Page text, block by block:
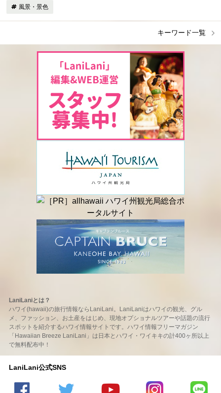
風景・景色
キーワード一覧
LaniLaniとは？
ハワイ(hawaii)の旅行情報ならLaniLani。LaniLaniはハワイの観光、グル
メ、ファッション、お土産をはじめ、現地オプショナルツアーや話題の流行
スポットを紹介するハワイ情報サイトです。ハワイ情報フリーマガジン
「Hawaiian Breeze LaniLani」は日本とハワイ・ワイキキの計400ヶ所以上
で無料配布中！
LaniLani公式SNS